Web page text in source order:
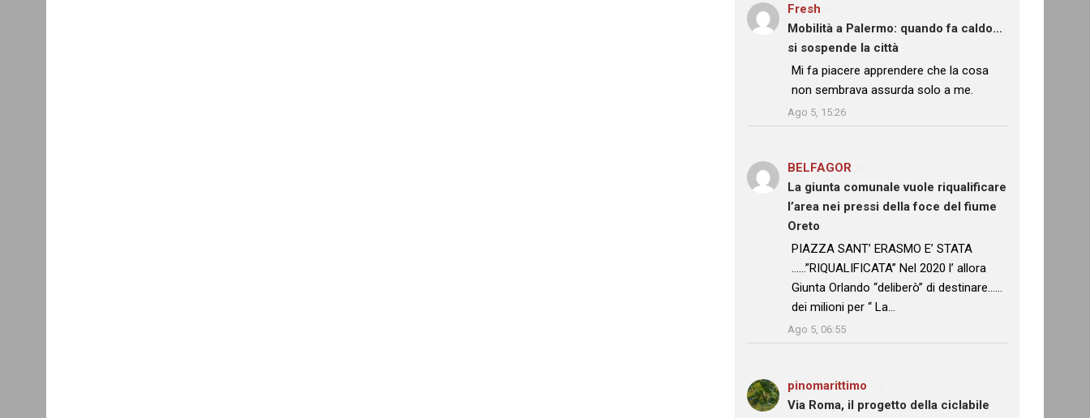
Fresh
Mobilità a Palermo: quando fa caldo…
si sospende la città
: “
Mi fa piacere apprendere che la cosa
non sembrava assurda solo a me.
Ago 5, 15:26
BELFAGOR
La giunta comunale vuole riqualificare
l’area nei pressi della foce del fiume
Oreto
: “
PIAZZA SANT’ ERASMO E’ STATA
……”RIQUALIFICATA” Nel 2020 l’ allora
Giunta Orlando “deliberò” di destinare……
dei milioni per “ La…
Ago 5, 06:55
pinomarittimo
Via Roma, il progetto della ciclabile